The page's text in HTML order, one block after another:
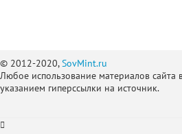
© 2012-2020,SovMint.ru
Любое использование материалов сайта
указанием гиперссылки на источник.